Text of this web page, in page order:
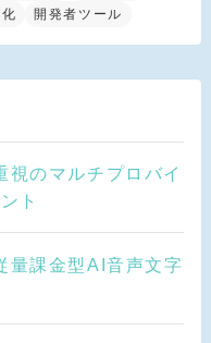
開発者ツール
のマルチプロバイ
ト
課金型AI音声文字